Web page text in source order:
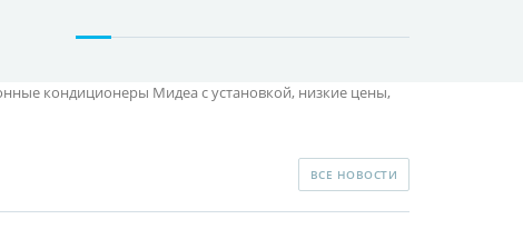
кондиционеры Мидеа с установкой, низкие цены,
ВСЕ НОВОСТИ